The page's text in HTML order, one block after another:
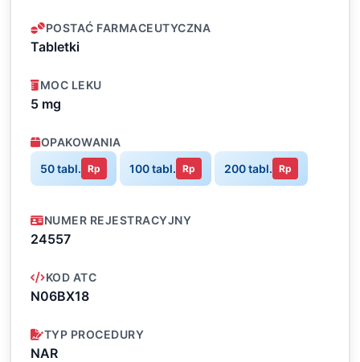
POSTAĆ FARMACEUTYCZNA
Tabletki
MOC LEKU
5 mg
OPAKOWANIA
50 tabl. Rp 100 tabl. Rp 200 tabl. Rp
NUMER REJESTRACYJNY
24557
KOD ATC
N06BX18
TYP PROCEDURY
NAR